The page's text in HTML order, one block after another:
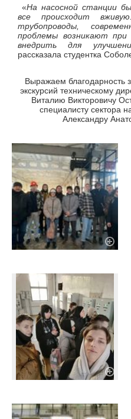
«На насосной станции
все происходит
трубопроводы,
проблемы возникают
внедрить для
рассказала студентка
Выражаем благодарность
экскурсий техническому
Виталию Викторовичу
специалисту сектора
Александру